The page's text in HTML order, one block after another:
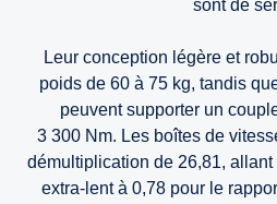
sont de
Leur conception légère et
poids de 60 à 75 kg, tandis
peuvent supporter un
3 300 Nm. Les boîtes de
démultiplication de 26,81,
extra-lent à 0,78 pour le